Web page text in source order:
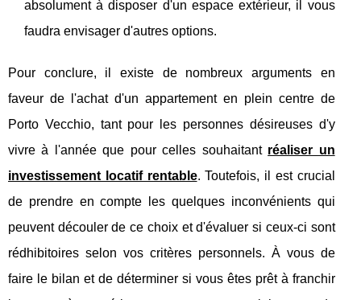
absolument à disposer d'un espace extérieur, il vous
faudra envisager d'autres options.
Pour conclure, il existe de nombreux arguments en
faveur de l'achat d'un appartement en plein centre de
Porto Vecchio, tant pour les personnes désireuses d'y
vivre à l'année que pour celles souhaitant réaliser un
investissement locatif rentable. Toutefois, il est crucial
de prendre en compte les quelques inconvénients qui
peuvent découler de ce choix et d'évaluer si ceux-ci sont
rédhibitoires selon vos critères personnels. À vous de
faire le bilan et de déterminer si vous êtes prêt à franchir